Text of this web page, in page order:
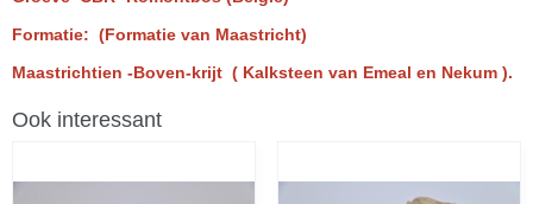
Formatie: (Formatie van Maastricht)
Maastrichtien -Boven-krijt ( Kalksteen van Emeal en Nekum ).
Ook interessant